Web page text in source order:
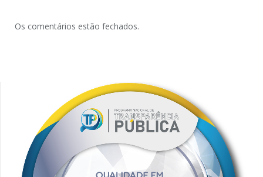
Os comentários estão fechados.